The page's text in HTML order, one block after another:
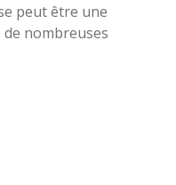
peut être une
nombreuses